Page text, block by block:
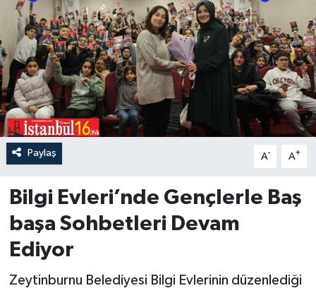
Paylaş A- A+
Bilgi Evleri’nde Gençlerle Baş
başa Sohbetleri Devam
Ediyor
Zeytinburnu Belediyesi Bilgi Evlerinin düzenlediği